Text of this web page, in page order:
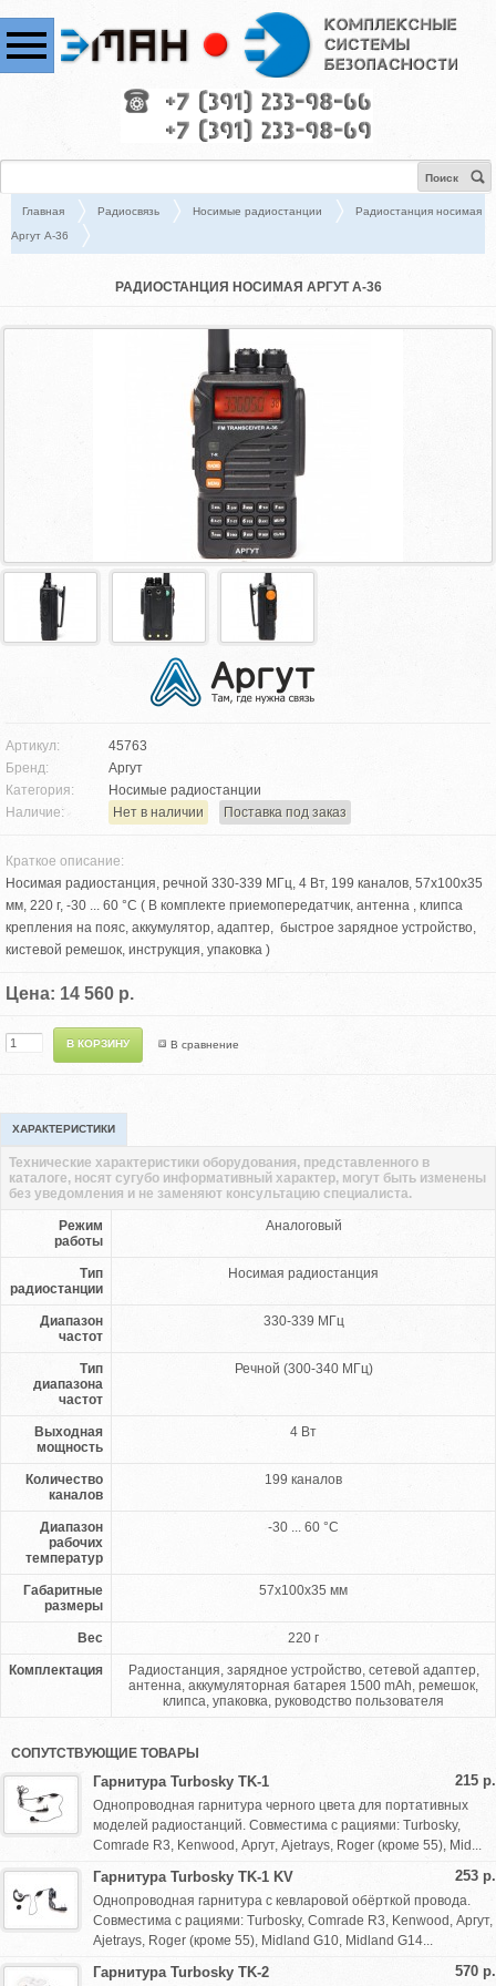
Поиск
Главная Радиосвязь Носимые радиостанции
Радиостанция носимая
Аргут А-36
РАДИОСТАНЦИЯ НОСИМАЯ АРГУТ А-36
Артикул:
45763
Бренд:
Аргут
Категория:
Носимые радиостанции
Наличие:
Нет в наличии Поставка под заказ
Краткое описание:
Носимая радиостанция, речной 330-339 МГц, 4 Вт, 199 каналов, 57x100x35
мм, 220 г, -30 ... 60 °С ( В комплекте приемопередатчик, антенна , клипса
крепления на пояс, аккумулятор, адаптер, быстрое зарядное устройство,
кистевой ремешок, инструкция, упаковка )
Цена: 14 560 р.
В сравнение
ХАРАКТЕРИСТИКИ
Режим
работы
Аналоговый
Тип
радиостанции
Носимая радиостанция
Диапазон
частот
330-339 МГц
Тип
диапазона
частот
Речной (300-340 МГц)
Выходная
мощность
4 Вт
Количество
каналов
199 каналов
Диапазон
рабочих
температур
-30 ... 60 °C
Габаритные
размеры
57x100x35 мм
Вес 220 г
Комплектация
Радиостанция, зарядное устройство, сетевой адаптер,
антенна, аккумуляторная батарея 1500 mAh, ремешок,
клипса, упаковка, руководство пользователя
Технические характеристики оборудования, представленного в
каталоге, носят сугубо информативный характер, могут быть изменены
без уведомления и не заменяют консультацию специалиста.
СОПУТСТВУЮЩИЕ ТОВАРЫ
215 р.
Гарнитура Turbosky TK-1
Однопроводная гарнитура черного цвета для портативных
моделей радиостанций. Совместима с рациями: Turbosky,
Comrade R3, Kenwood, Аргут, Ajetrays, Roger (кроме 55), Mid...
253 р.
Гарнитура Turbosky TK-1 KV
Однопроводная гарнитура с кевларовой обёрткой провода.
Совместима с рациями: Turbosky, Comrade R3, Kenwood, Аргут,
Ajetrays, Roger (кроме 55), Midland G10, Midland G14...
570 р.
Гарнитура Turbosky TK-2